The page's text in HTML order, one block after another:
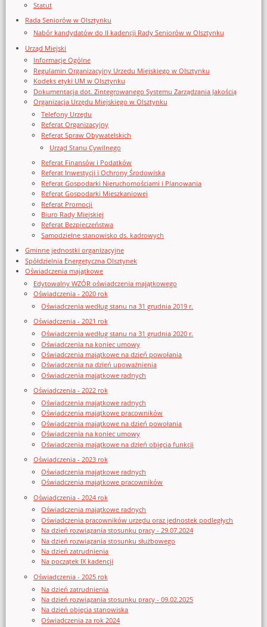
Statut
Rada Seniorów w Olsztynku
Nabór kandydatów do II kadencji Rady Seniorów w Olsztynku
Urząd Miejski
Informacje Ogólne
Regulamin Organizacyjny Urzedu Miejskiego w Olsztynku
Kodeks etyki UM w Olsztynku
Dokumentacja dot. Zintegrowanego Systemu Zarządzania Jakością
Organizacja Urzędu Miejskiego w Olsztynku
Telefony Urzędu
Referat Organizacyjny
Referat Spraw Obywatelskich
Urząd Stanu Cywilnego
Referat Finansów i Podatków
Referat Inwestycji i Ochrony Środowiska
Referat Gospodarki Nieruchomościami i Planowania
Referat Gospodarki Mieszkaniowej
Referat Promocji
Biuro Rady Miejskiej
Referat Bezpieczeństwa
Samodzielne stanowisko ds. kadrowych
Gminne jednostki organizacyjne
Spółdzielnia Energetyczna Olsztynek
Oświadczenia majątkowe
Edytowalny WZÓR oświadczenia majątkowego
Oświadczenia - 2020 rok
Oświadczenia według stanu na 31 grudnia 2019 r.
Oświadczenia - 2021 rok
Oświadczenia według stanu na 31 grudnia 2020 r.
Oświadczenia na koniec umowy
Oświadczenia majątkowe na dzień powołania
Oświadczenia na dzień upoważnienia
Oświadczenia majątkowe radnych
Oświadczenia - 2022 rok
Oświadczenia majątkowe radnych
Oświadczenia majątkowe pracowników
Oświadczenia majątkowe na dzień powołania
Oświadczenia na koniec umowy
Oświadczenia majątkowe na dzień objęcia funkcji
Oświadczenia - 2023 rok
Oświadczenia majątkowe radnych
Oświadczenia majątkowe pracowników
Oświadczenia - 2024 rok
Oświadczenia majątkowe radnych
Oświadczenia pracowników urzędu oraz jednostek podległych
Na dzień rozwiązania stosunku pracy - 29.07.2024
Na dzień rozwiązania stosunku służbowego
Na dzień zatrudnienia
Na początek IX kadencji
Oświadczenia - 2025 rok
Na dzień zatrudnienia
Na dzień rozwiązania stosunku pracy - 09.02.2025
Na dzień objęcia stanowiska
Oświadczenia za rok 2024